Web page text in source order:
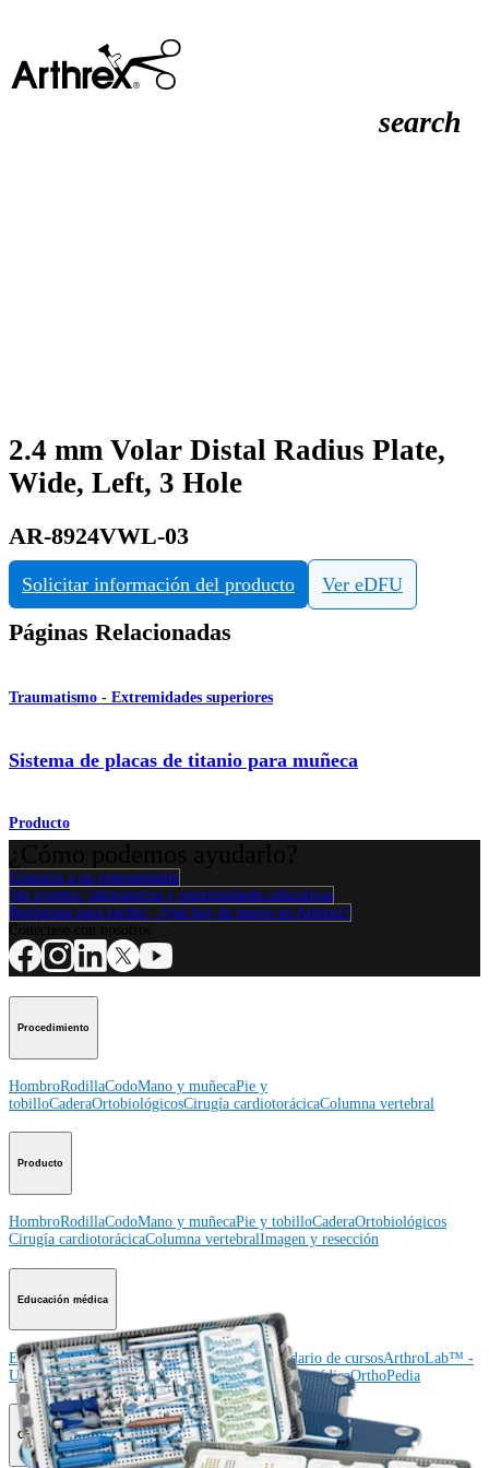
search
2.4 mm Volar Distal Radius Plate,
Wide, Left, 3 Hole
AR-8924VWL-03
Solicitar información del producto Ver eDFU
Páginas Relacionadas
Traumatismo - Extremidades superiores
Sistema de placas de titanio para muñeca
Producto
Contacte a un representante
Ver eventos, laboratorios y oportunidades educativas
Regístrese para recibir: ¿Qué hay de nuevo en Arthrex?
Procedimiento
HombroRodillaCodoMano y muñecaPie y
tobilloCaderaOrtobiológicosCirugía cardiotorácicaColumna vertebral
Producto
HombroRodillaCodoMano y muñecaPie y tobilloCaderaOrtobiológicos
Cirugía cardiotorácicaColumna vertebralImagen y resección
Educación médica
Educación médicaDescripción de cursosCalendario de cursosArthroLab™ -
UbicacionesNuestro departamento de educación médicaOrthoPedia
Corporación